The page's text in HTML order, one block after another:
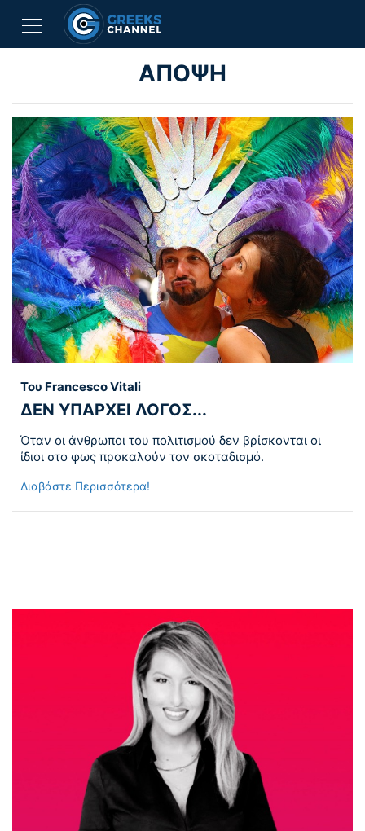
ΑΠΟΨΗ
Του Francesco Vitali
ΔΕΝ ΥΠΑΡΧΕΙ ΛΟΓΟΣ...
Όταν οι άνθρωποι του πολιτισμού δεν βρίσκονται οι
ίδιοι στο φως προκαλούν τον σκοταδισμό.
Διαβάστε Περισσότερα!